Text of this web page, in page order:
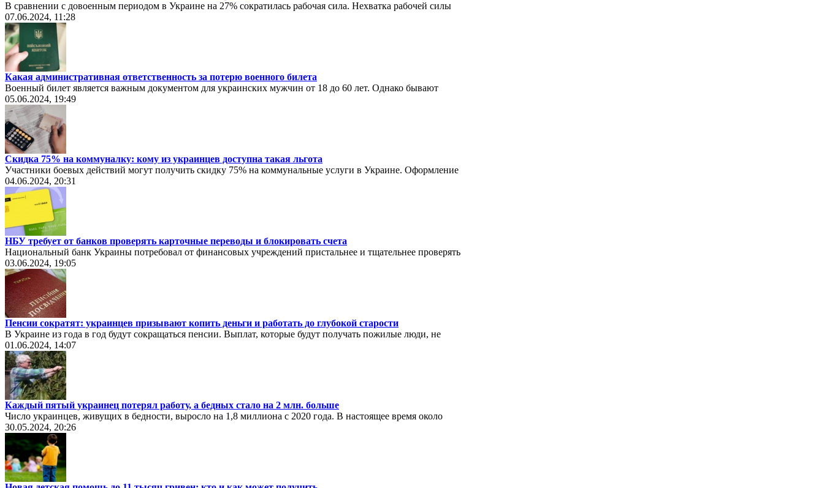
В сравнении с довоенным периодом в Украине на 27% сократилась рабочая сила. Нехватка рабочей силы
07.06.2024, 11:28
Какая административная ответственность за потерю военного билета
Военный билет является важным документом для украинских мужчин от 18 до 60 лет. Однако бывают
05.06.2024, 19:49
Скидка 75% на коммуналку: кому из украинцев доступна такая льгота
Участники боевых действий могут получить скидку 75% на коммунальные услуги в Украине. Оформление
04.06.2024, 20:31
НБУ требует от банков проверять карточные переводы и блокировать счета
Национальный банк Украины потребовал от финансовых учреждений пристальнее и тщательнее проверять
03.06.2024, 19:05
Пенсии сократят: украинцев призывают копить деньги и работать до глубокой старости
В Украине из года в год будут сокращаться пенсии. Выплат, которые будут получать пожилые люди, не
01.06.2024, 14:07
Каждый пятый украинец потерял работу, а бедных стало на 2 млн. больше
Число украинцев, живущих в бедности, выросло на 1,8 миллиона с 2020 года. В настоящее время около
30.05.2024, 20:26